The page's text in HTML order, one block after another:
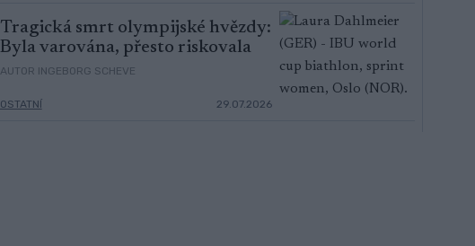
Tragická smrt olympijské hvězdy:
Byla varována, přesto riskovala
AUTOR INGEBORG SCHEVE
OSTATNÍ 29.07.2026